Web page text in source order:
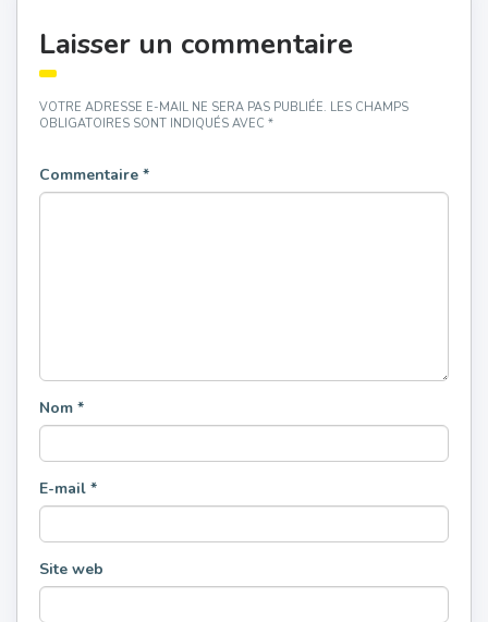
Laisser un commentaire
VOTRE ADRESSE E-MAIL NE SERA PAS PUBLIÉE. LES CHAMPS
OBLIGATOIRES SONT INDIQUÉS AVEC *
Commentaire *
Nom *
E-mail *
Site web